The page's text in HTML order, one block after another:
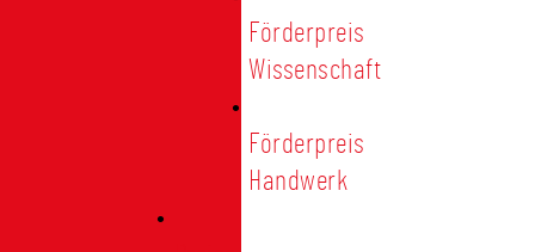
Förderpreis
Wissenschaft
Förderpreis
Handwerk